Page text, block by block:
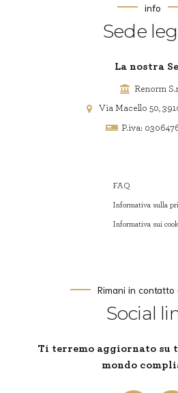
info
Sede
La nostra
Renorm
Via Macello 50,
P.iva:
FAQ
Informativa sulla
Informativa sui
Rimani in contatto
Social
Ti terremo aggiornato su
mondo